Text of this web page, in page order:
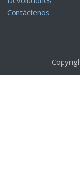
Contáctenos